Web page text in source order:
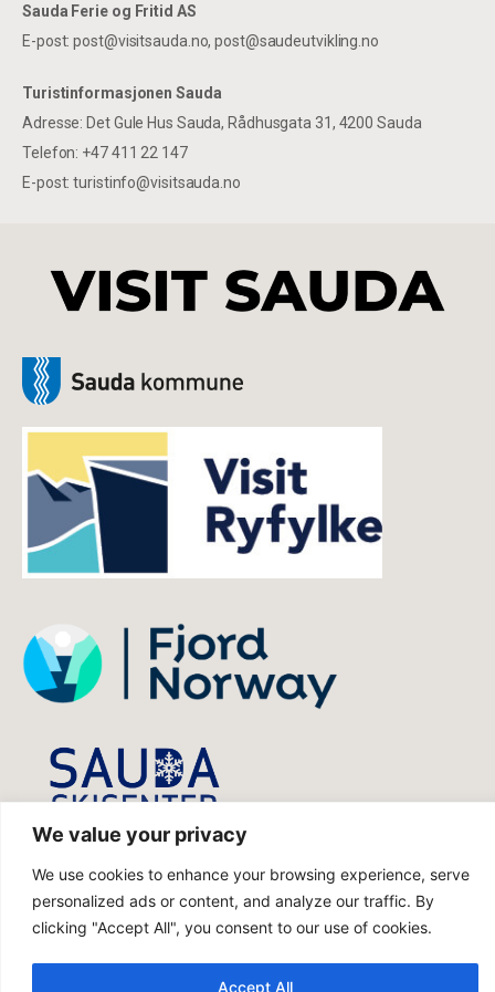
We value your privacy
We use cookies to enhance your browsing experience, serve
personalized ads or content, and analyze our traffic. By
clicking "Accept All", you consent to our use of cookies.
Accept All
Sauda Ferie og Fritid AS
E-post: post@visitsauda.no, post@saudeutvikling.no
Turistinformasjonen Sauda
Adresse: Det Gule Hus Sauda, Rådhusgata 31, 4200 Sauda
Telefon: +47 411 22 147
E-post: turistinfo@visitsauda.no
visitsauda.no utvikles av Portal Norge